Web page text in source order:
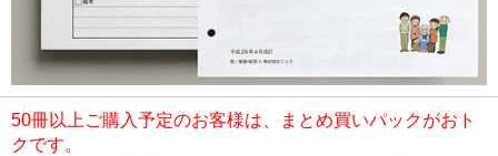
50冊以上ご購入予定のお客様は、まとめ買いパックがおト
クです。